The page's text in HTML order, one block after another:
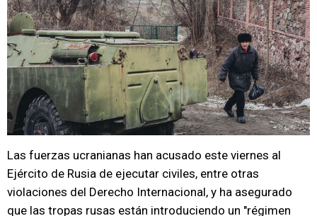
Las fuerzas ucranianas han acusado este viernes al
Ejército de Rusia de ejecutar civiles, entre otras
violaciones del Derecho Internacional, y ha asegurado
que las tropas rusas están introduciendo un "régimen